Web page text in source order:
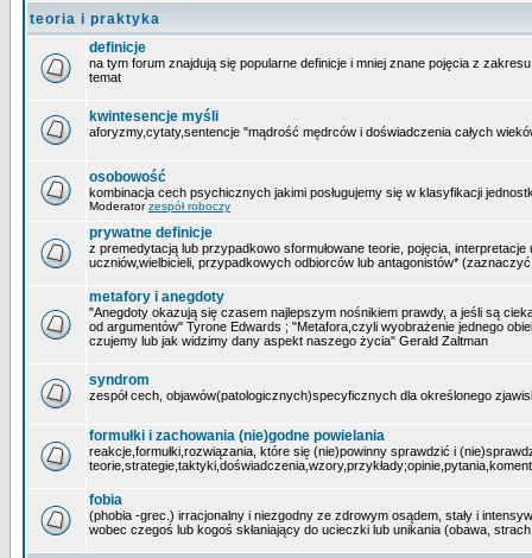
teoria i praktyka
definicje
na tym forum znajdują się popularne definicje i mniej znane pojęcia z
temat
kwintesencje myśli
aforyzmy,cytaty,sentencje "mądrość mędrców i doświadczenia całych
osobowość
kombinacja cech psychicznych jakimi posługujemy się w klasyfikacji
Moderatorzespół roboczy
prywatne definicje
z premedytacją lub przypadkowo sformułowane teorie, pojęcia,
uczniów,wielbicieli, przypadkowych odbiorców lub antagonistów* (zaznaczyć
metafory i anegdoty
"Anegdoty okazują się czasem najlepszym nośnikiem prawdy, a jeśli są
od argumentów" Tyrone Edwards ; "Metafora,czyli wyobrażenie jednego
czujemy lub jak widzimy dany aspekt naszego życia" Gerald Zaltman
syndrom
zespół cech, objawów(patologicznych)specyficznych dla określonego
formułki i zachowania (nie)godne powielania
reakcje,formułki,rozwiązania, które się (nie)powinny sprawdzić i
fobia
(phobia -grec.) irracjonalny i niezgodny ze zdrowym osądem, stały i
wobec czegoś lub kogoś skłaniający do ucieczki lub unikania (obawa,